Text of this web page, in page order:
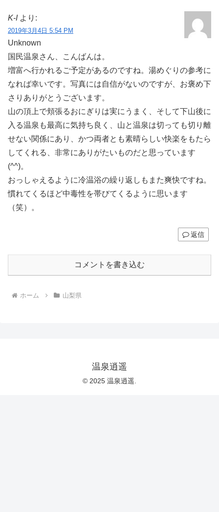
K-I より:
2019年3月4日 5:54 PM
Unknown
国民温泉さん、こんばんは。
増富へ行かれるご予定があるのですね。湯めぐりの参考に
なれば幸いです。写真には自信がないのですが、お褒め下
さりありがとうございます。
山の頂上で頬張るおにぎりは実にうまく、そして下山後に
入る温泉も最高に気持ち良く、山と温泉は切っても切り離
せない関係にあり、かつ両者とも素晴らしい快楽をもたら
してくれる、非常にありがたいものだと思っています
(^^)。
おっしゃえるように冷温浴の繰り返しもまた爽快ですね。
慣れてくるほど中毒性を帯びてくるように思います
（笑）。
返信
コメントを書き込む
ホーム 山梨県
温泉逍遥
© 2025 温泉逍遥.